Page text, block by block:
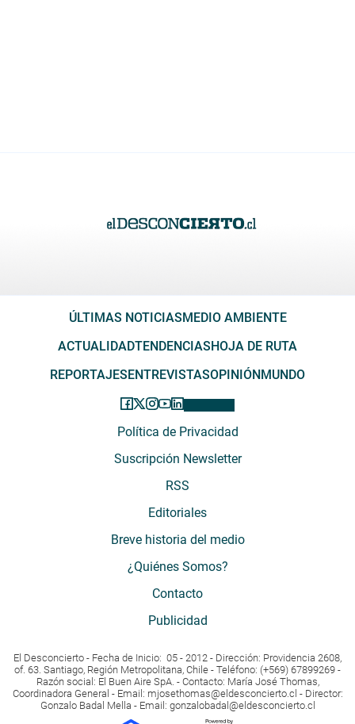
ÚLTIMAS NOTICIASMEDIO AMBIENTE
ACTUALIDADTENDENCIASHOJA DE RUTA
REPORTAJESENTREVISTASOPINIÓNMUNDO
Política de Privacidad
Suscripción Newsletter
RSS
Editoriales
Breve historia del medio
¿Quiénes Somos?
Contacto
Publicidad
El Desconcierto - Fecha de Inicio: 05 - 2012 - Dirección: Providencia 2608,
of. 63. Santiago, Región Metropolitana, Chile - Teléfono: (+569) 67899269 -
Razón social: El Buen Aire SpA. - Contacto: María José Thomas,
Coordinadora General - Email: mjosethomas@eldesconcierto.cl - Director:
Gonzalo Badal Mella - Email: gonzalobadal@eldesconcierto.cl